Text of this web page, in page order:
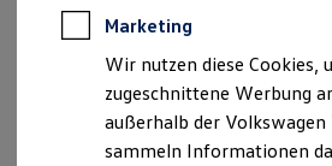
Elektroautos
ID. Tutorials
Elektrofahrzeugkonzepte
Reichweite
Reichweite der ID.
Reichweite im Winter
Montag -
Samstag
Marketing
Wir nutzen diese Cookies,
zugeschnittene Werbung
außerhalb der
sammeln Informationen